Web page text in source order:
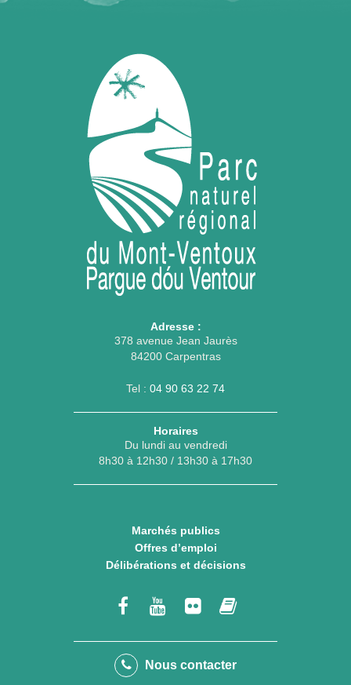
Adresse :
378 avenue Jean Jaurès
84200 Carpentras
Tel : 04 90 63 22 74
Horaires
Du lundi au vendredi
8h30 à 12h30 / 13h30 à 17h30
Marchés publics
Offres d’emploi
Délibérations et décisions
Lien
le
Lien
la
Lien
le
Nous contacter